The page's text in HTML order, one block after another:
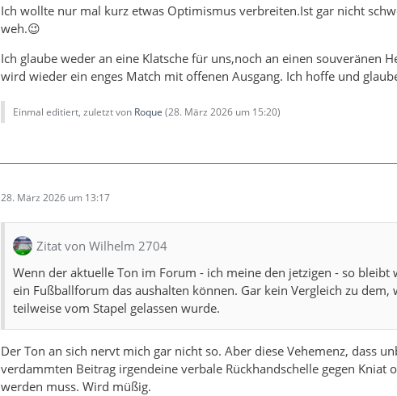
Ich wollte nur mal kurz etwas Optimismus verbreiten.Ist gar nicht
weh.😉
Ich glaube weder an eine Klatsche für uns,noch an einen souveränen
wird wieder ein enges Match mit offenen Ausgang. Ich hoffe und
Einmal editiert, zuletzt von Roque (28. März 2026 um 15:20)
28. März 2026 um 13:17
Zitat von Wilhelm 2704
Wenn der aktuelle Ton im Forum - ich meine den jetzigen - so bleibt
ein Fußballforum das aushalten können. Gar kein Vergleich zu dem,
teilweise vom Stapel gelassen wurde.
Der Ton an sich nervt mich gar nicht so. Aber diese Vehemenz, dass
verdammten Beitrag irgendeine verbale Rückhandschelle gegen Kniat
werden muss. Wird müßig.